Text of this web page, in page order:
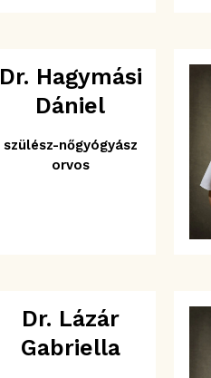
Dr. Hagymási
Dániel
szülész-nőgyógyász
orvos
Dr. Lázár
Gabriella